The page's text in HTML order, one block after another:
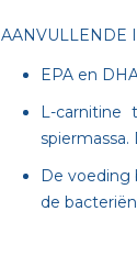
AANVULLENDE
EPA en
L-carnitine
De voeding
de